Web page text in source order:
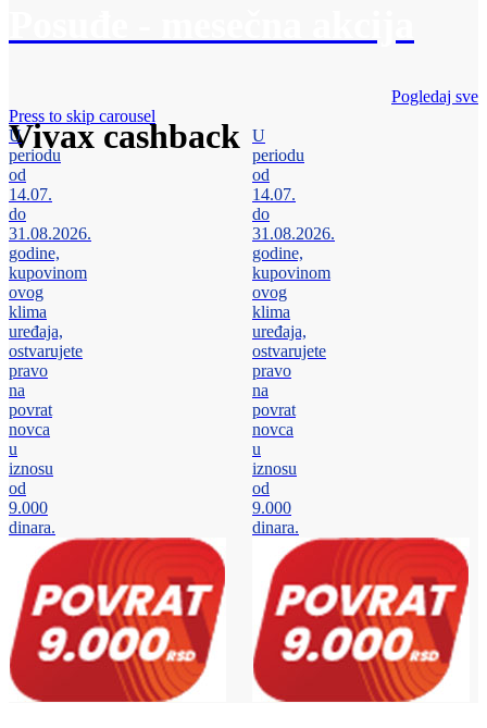
Vivax cashback
Pogledaj sve
Press to skip carousel
U
periodu
od
14.07.
do
31.08.2026.
godine,
kupovinom
ovog
klima
uređaja,
ostvarujete
pravo
na
povrat
novca
u
iznosu
od
9.000
dinara.
U
periodu
od
14.07.
do
31.08.2026.
godine,
kupovinom
ovog
klima
uređaja,
ostvarujete
pravo
na
povrat
novca
u
iznosu
od
9.000
dinara.